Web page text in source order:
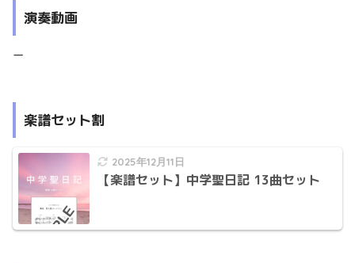
演奏動画
ー
楽譜セット割
2025年12月11日
【楽譜セット】中学聖日記 13曲セット